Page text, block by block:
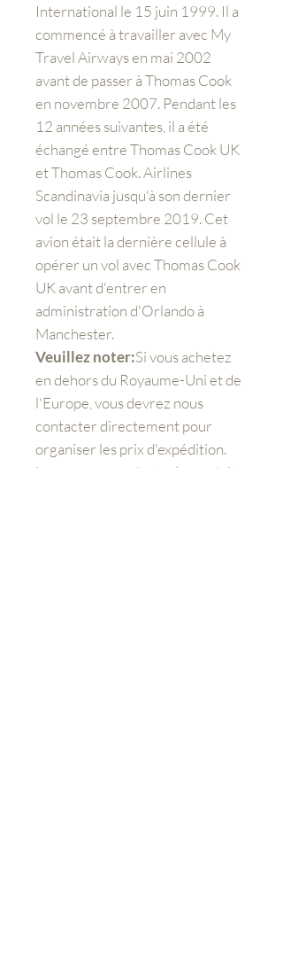
International le 15 juin 1999. Il a
commencé à travailler avec My
Travel Airways en mai 2002
avant de passer à Thomas Cook
en novembre 2007. Pendant les
12 années suivantes, il a été
échangé entre Thomas Cook UK
et Thomas Cook. Airlines
Scandinavia jusqu'à son dernier
vol le 23 septembre 2019. Cet
avion était la dernière cellule à
opérer un vol avec Thomas Cook
UK avant d'entrer en
administration d'Orlando à
Manchester.
Veuillez noter:Si vous achetez
en dehors du Royaume-Uni et de
l'Europe, vous devrez nous
contacter directement pour
organiser les prix d'expédition.
Lorsque vous achetez le produit